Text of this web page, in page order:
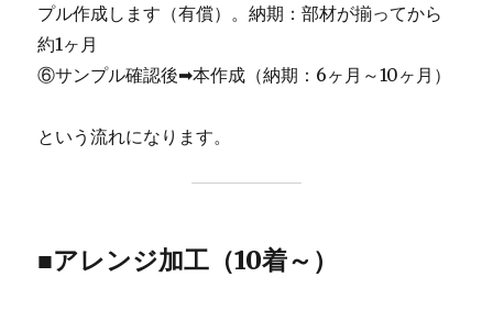
プル作成します（有償）。納期：部材が揃ってから
約1ヶ月
⑥サンプル確認後➡本作成（納期：6ヶ月～10ヶ月）
という流れになります。
■アレンジ加工（10着～）